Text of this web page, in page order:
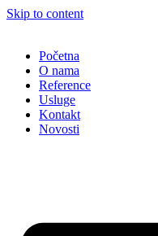
Skip to content
Početna
O nama
Reference
Usluge
Kontakt
Novosti